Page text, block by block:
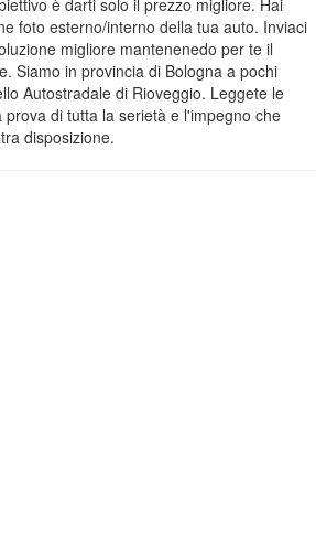
foto esterno/interno della tua auto. Inviaci
migliore mantenenedo per te il
Siamo in provincia di Bologna a pochi
Autostradale di Rioveggio. Leggete le
di tutta la serietà e l'impegno che
disposizione.